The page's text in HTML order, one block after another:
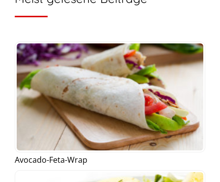
Avocado-Feta-Wrap